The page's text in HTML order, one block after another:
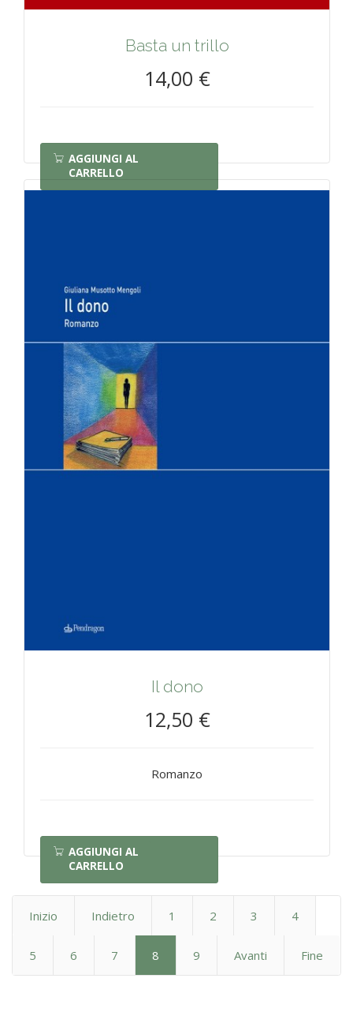
Basta un trillo
14,00 €
AGGIUNGI AL
CARRELLO
Il dono
12,50 €
Romanzo
AGGIUNGI AL
CARRELLO
Inizio Indietro 1 2 3 4
5 6 7 8 9 Avanti Fine